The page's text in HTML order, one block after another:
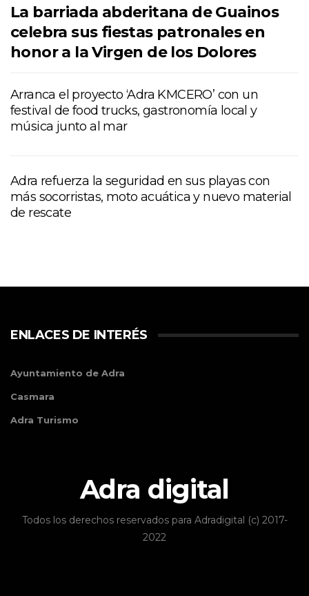
La barriada abderitana de Guainos
celebra sus fiestas patronales en
honor a la Virgen de los Dolores
Arranca el proyecto ‘Adra KMCERO’ con un
festival de food trucks, gastronomía local y
música junto al mar
Adra refuerza la seguridad en sus playas con
más socorristas, moto acuática y nuevo material
de rescate
ENLACES DE INTERÉS
Ayuntamiento de Adra
Casmara
Adra Turismo
Adra digital
Todos los derechos reservados para Adradigital (c) 2017-
2022